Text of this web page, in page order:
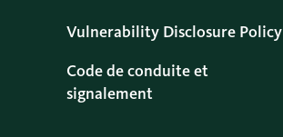
Vulnerability Disclosure Policy
Code de conduite et
signalement